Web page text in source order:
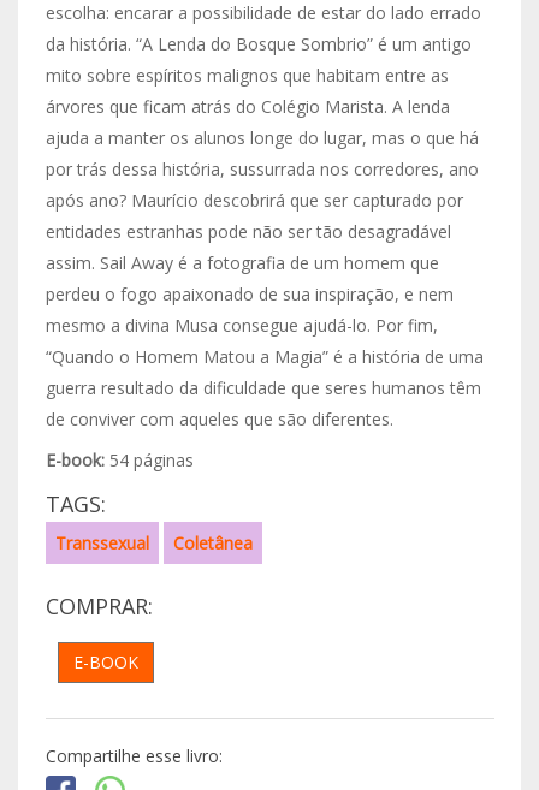
escolha: encarar a possibilidade de estar do lado errado
da história. “A Lenda do Bosque Sombrio” é um antigo
mito sobre espíritos malignos que habitam entre as
árvores que ficam atrás do Colégio Marista. A lenda
ajuda a manter os alunos longe do lugar, mas o que há
por trás dessa história, sussurrada nos corredores, ano
após ano? Maurício descobrirá que ser capturado por
entidades estranhas pode não ser tão desagradável
assim. Sail Away é a fotografia de um homem que
perdeu o fogo apaixonado de sua inspiração, e nem
mesmo a divina Musa consegue ajudá-lo. Por fim,
“Quando o Homem Matou a Magia” é a história de uma
guerra resultado da dificuldade que seres humanos têm
de conviver com aqueles que são diferentes.
E-book:54 páginas
TAGS:
Transsexual Coletânea
COMPRAR:
E-BOOK
Compartilhe esse livro: